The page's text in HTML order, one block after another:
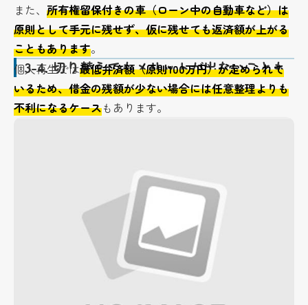
また、所有権留保付きの車（ローン中の自動車など）は
原則として手元に残せず、仮に残せても返済額が上がる
こともあります。
3-4.切り替えてもメリットが出ないことも
個人再生では最低弁済額（原則100万円）が定められて
いるため、借金の残額が少ない場合には任意整理よりも
不利になるケースもあります。